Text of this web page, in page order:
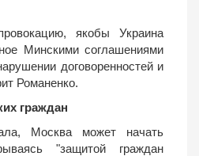
якобы Украина
Минскими соглашениями
договоренностей и
Романенко.
граждан
Москва может начать
"защитой граждан